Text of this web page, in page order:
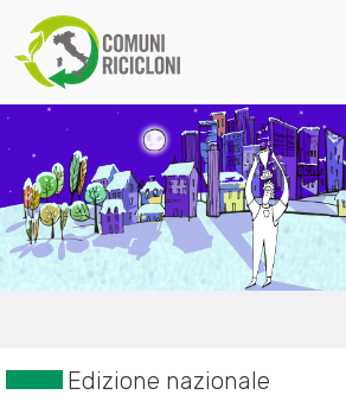
Edizione nazionale